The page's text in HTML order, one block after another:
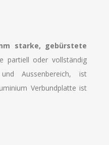
starke, gebürstete
partiell oder vollständig
Aussenbereich, ist
Verbundplatte ist